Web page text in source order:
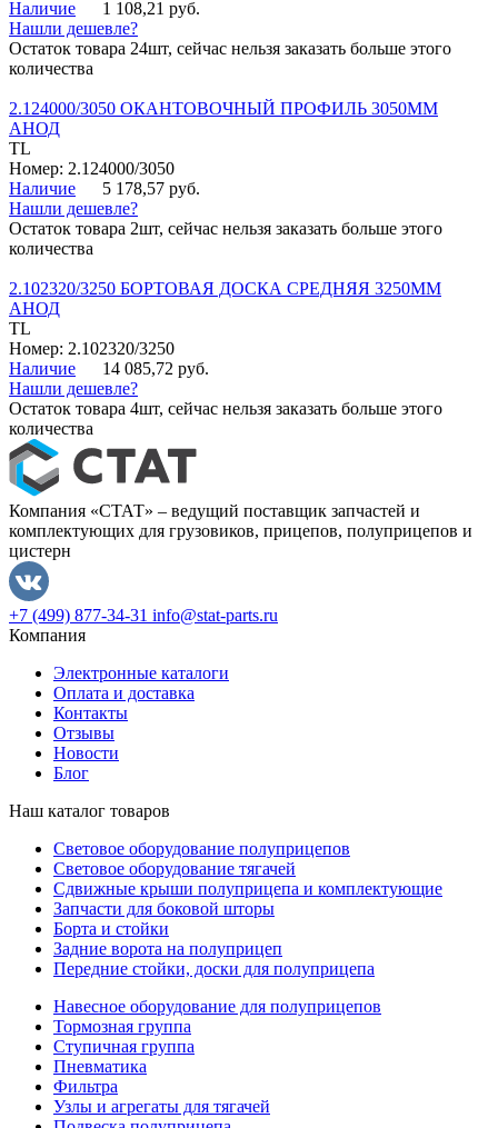
Наличие
1 108,21 руб.
Нашли дешевле?
Остаток товара 24шт, сейчас нельзя заказать больше этого
количества
2.124000/3050 ОКАНТОВОЧНЫЙ ПРОФИЛЬ 3050ММ
АНОД
TL
Номер: 2.124000/3050
Наличие
5 178,57 руб.
Нашли дешевле?
Остаток товара 2шт, сейчас нельзя заказать больше этого
количества
2.102320/3250 БОРТОВАЯ ДОСКА СРЕДНЯЯ 3250ММ
АНОД
TL
Номер: 2.102320/3250
Наличие
14 085,72 руб.
Нашли дешевле?
Остаток товара 4шт, сейчас нельзя заказать больше этого
количества
Компания «СТАТ» – ведущий поставщик запчастей и
комплектующих для грузовиков, прицепов, полуприцепов и
цистерн
+7 (499) 877-34-31 info@stat-parts.ru
Компания
Электронные каталоги
Оплата и доставка
Контакты
Отзывы
Новости
Блог
Наш каталог товаров
Световое оборудование полуприцепов
Световое оборудование тягачей
Сдвижные крыши полуприцепа и комплектующие
Запчасти для боковой шторы
Борта и стойки
Задние ворота на полуприцеп
Передние стойки, доски для полуприцепа
Навесное оборудование для полуприцепов
Тормозная группа
Ступичная группа
Пневматика
Фильтра
Узлы и агрегаты для тягачей